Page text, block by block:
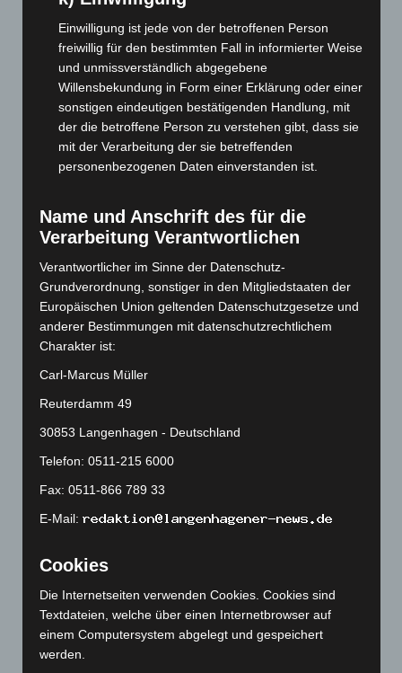
August 2025(90)
Juli 2025(90)
Juni 2025 (103)
Mai 2025(112)
April 2025(88)
März 2025(111)
Februar 2025(96)
Dezember 2024(89)
(94)
Oktober 2024 (93)
September 2024(112)
August 2024(107)
Mai 2024(149)
April 2024(102)
März 2024(103)
Februar 2024(103)
Januar 2024(111)
November 2023
Oktober 2023(114)
September 2023(133)
August 2023
Einwilligung ist jede von der betroffenen Person
freiwillig für den bestimmten Fall in informierter Weise
und unmissverständlich abgegebene
Willensbekundung in Form einer Erklärung oder einer
sonstigen eindeutigen bestätigenden Handlung, mit
der die betroffene Person zu verstehen gibt, dass sie
mit der Verarbeitung der sie betreffenden
personenbezogenen Daten einverstanden ist.
Name und Anschrift des für die
Verarbeitung Verantwortlichen
Verantwortlicher im Sinne der Datenschutz-
Grundverordnung, sonstiger in den Mitgliedstaaten der
Europäischen Union geltenden Datenschutzgesetze und
anderer Bestimmungen mit datenschutzrechtlichem
Charakter ist:
Carl-Marcus Müller
Reuterdamm 49
30853 Langenhagen - Deutschland
Telefon: 0511-215 6000
Fax: 0511-866 789 33
E-Mail:
Cookies
Die Internetseiten verwenden Cookies. Cookies sind
Textdateien, welche über einen Internetbrowser auf
einem Computersystem abgelegt und gespeichert
werden.